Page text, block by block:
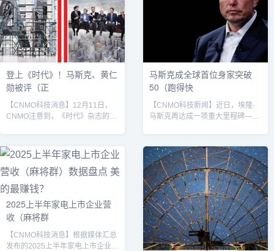
登上《时代》！马斯克、黄仁
勋被评（正
【CNMO科技消息】12月11日，
CNMO注意到，《时代》杂志的封
被誉为“人工智能架构师”（THE
ARCHITECTS OF AI）。据CNMO
了解，作为英伟达的创始人，黄仁
勋被业内认为是这场AI浪潮的“军火
商”。英伟达提供的高性能GPU几
乎是所有大型AI模型训练的基石。
TrendForce报告显示，2025年全
马斯克成全球首位身家突破
50（跑得快
【CNMO科技新闻】近日，埃隆·
马斯克再达成一项重大里程碑——
12月成为首位身家超4000亿美元
的人，目前其身家比排名第二的拉
里·埃里森高出1500亿美元。周
三，特斯拉股价上涨近4%，为马
斯克的财富新增约93亿美元，这源
于投资者持续看好马斯克“重新聚焦
主业”的前景。值得一提的是，自4
月马斯克在特斯拉财报电话会议上
首次宣布，将辞去特朗...
2025上半年家电上市企业营
收（麻将群
【CNMO科技消息】根据媒体汇总
发布的2025上半年家电上市企业营